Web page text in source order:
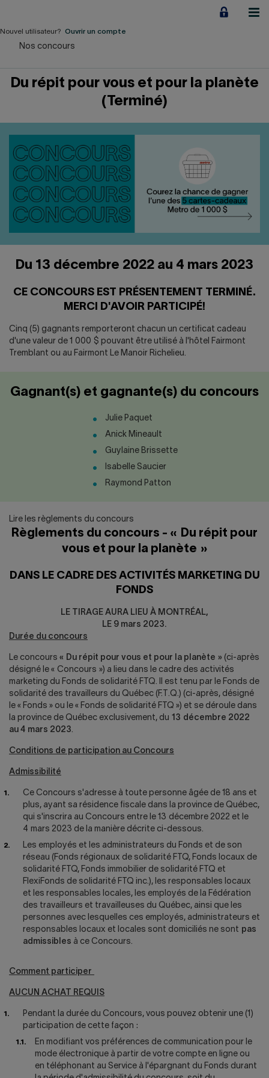
contenu
Employeurs
À propos
LIENS RAPIDES
Accueil Carrière
Nous joindre Salle de presse
English
Nouvel utilisateur? Ouvrir un compte
Nos concours
Du répit pour vous et pour la planète
(Terminé)
Du 13 décembre 2022 au 4 mars 2023
CE CONCOURS EST PRÉSENTEMENT TERMINÉ.
MERCI D'AVOIR PARTICIPÉ!
Cinq (5) gagnants remporteront chacun un certificat cadeau
d'une valeur de 1 000 $ pouvant être utilisé à l'hôtel Fairmont
Tremblant ou au Fairmont Le Manoir Richelieu.
Gagnant(s) et gagnante(s) du concours
Julie Paquet
Anick Mineault
Guylaine Brissette
Isabelle Saucier
Raymond Patton
Lire les règlements du concours
Règlements du concours - « Du répit pour
vous et pour la planète »
DANS LE CADRE DES ACTIVITÉS MARKETING DU
FONDS
LE TIRAGE AURA LIEU À MONTRÉAL,
LE 9 mars 2023.
Durée du concours
Le concours « Du répit pour vous et pour la planète » (ci-après
désigné le « Concours ») a lieu dans le cadre des activités
marketing du Fonds de solidarité FTQ. Il est tenu par le Fonds de
solidarité des travailleurs du Québec (F.T.Q.) (ci-après, désigné
le « Fonds » ou le « Fonds de solidarité FTQ ») et se déroule dans
la province de Québec exclusivement, du 13 décembre 2022
au 4 mars 2023.
Conditions de participation au Concours
Admissibilité
Ce Concours s'adresse à toute personne âgée de 18 ans et
plus, ayant sa résidence fiscale dans la province de Québec,
qui s'inscrira au Concours entre le 13 décembre 2022 et le
4 mars 2023 de la manière décrite ci-dessous.
Les employés et les administrateurs du Fonds et de son
réseau (Fonds régionaux de solidarité FTQ, Fonds locaux de
solidarité FTQ, Fonds immobilier de solidarité FTQ et
FlexiFonds de solidarité FTQ inc.), les responsables locaux
et les responsables locales, les employés de la Fédération
des travailleurs et travailleuses du Québec, ainsi que les
personnes avec lesquelles ces employés, administrateurs et
responsables locaux et locales sont domiciliés ne sont pas
admissibles à ce Concours.
Comment participer
AUCUN ACHAT REQUIS
Pendant la durée du Concours, vous pouvez obtenir une (1)
participation de cette façon :
En modifiant vos préférences de communication pour le
mode électronique à partir de votre compte en ligne ou
en téléphonant au Service à l'épargnant du Fonds durant